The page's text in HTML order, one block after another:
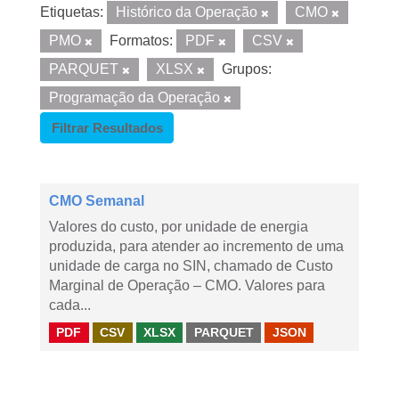
Etiquetas: Histórico da Operação
CMO
PMO
Formatos: PDF
CSV
PARQUET
XLSX
Grupos:
Programação da Operação
Filtrar Resultados
CMO Semanal
Valores do custo, por unidade de energia
produzida, para atender ao incremento de uma
unidade de carga no SIN, chamado de Custo
Marginal de Operação – CMO. Valores para
cada...
PDF CSV XLSX PARQUET JSON